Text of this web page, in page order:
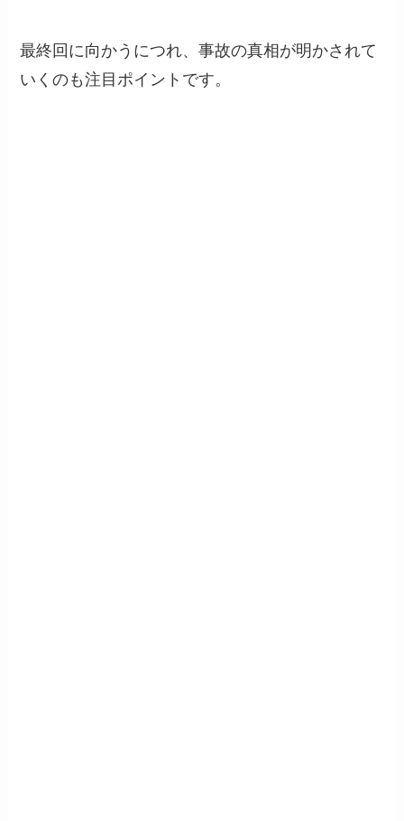
最終回に向かうにつれ、事故の真相が明かされて
いくのも注目ポイントです。